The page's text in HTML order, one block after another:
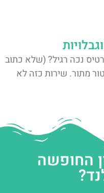
נכה רגיל? (שלא כתוב
מתור. שירות כזה לא
החופשה